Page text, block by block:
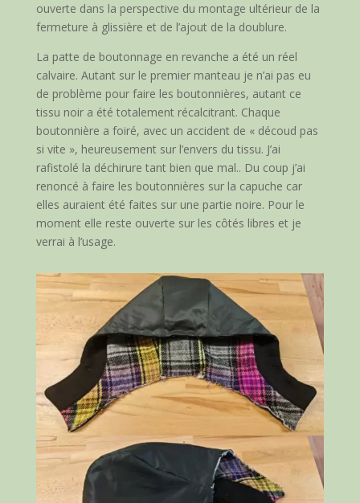
ouverte dans la perspective du montage ultérieur de la
fermeture à glissière et de l’ajout de la doublure.
La patte de boutonnage en revanche a été un réel
calvaire. Autant sur le premier manteau je n’ai pas eu
de problème pour faire les boutonnières, autant ce
tissu noir a été totalement récalcitrant. Chaque
boutonnière a foiré, avec un accident de « découd pas
si vite », heureusement sur l’envers du tissu. J’ai
rafistolé la déchirure tant bien que mal.. Du coup j’ai
renoncé à faire les boutonnières sur la capuche car
elles auraient été faites sur une partie noire. Pour le
moment elle reste ouverte sur les côtés libres et je
verrai à l’usage.